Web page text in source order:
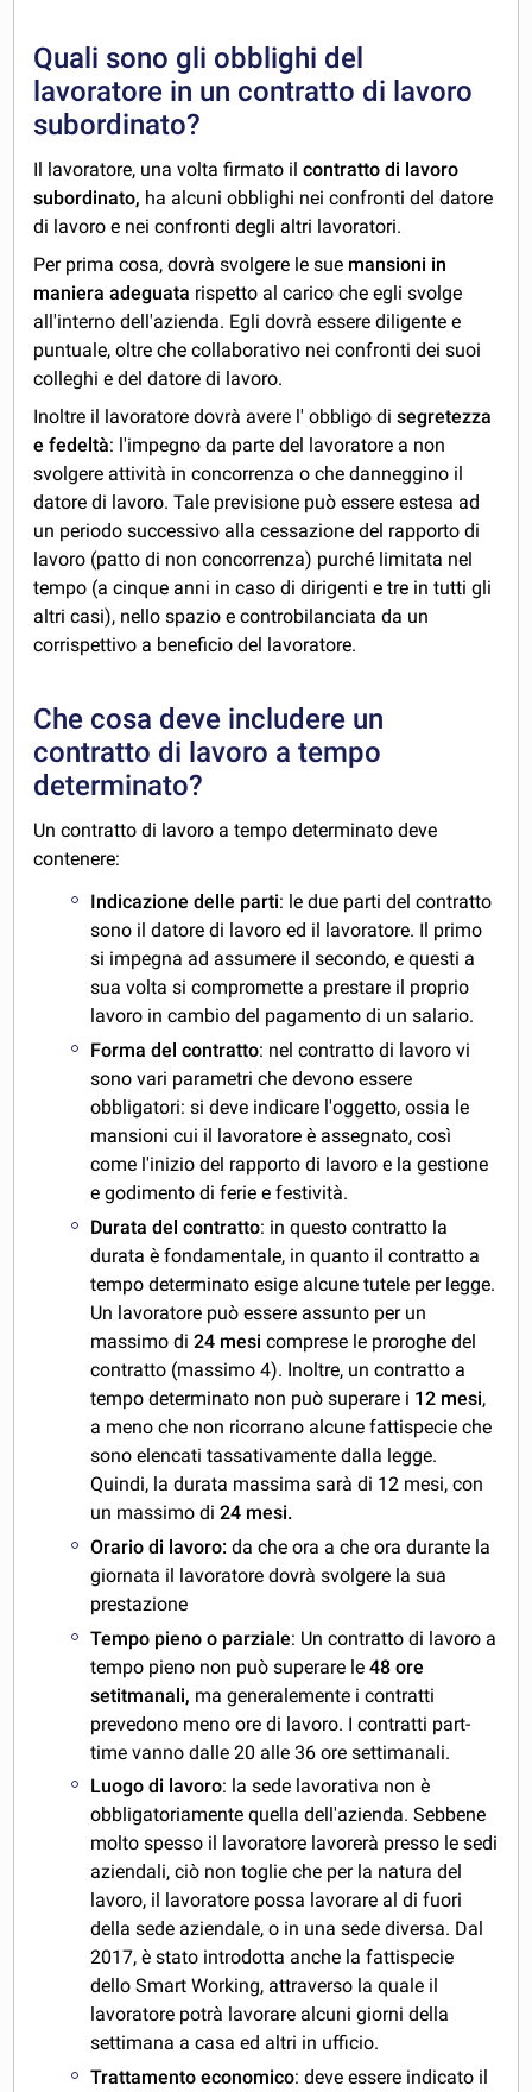
Quali sono gli obblighi del
lavoratore in un contratto di lavoro
subordinato?
Il lavoratore, una volta firmato ilcontratto di lavoro
subordinato, ha alcuni obblighi nei confronti del datore
di lavoro e nei confronti degli altri lavoratori.
Per prima cosa, dovrà svolgere le sue mansioni in
maniera adeguata rispetto al carico che egli svolge
all'interno dell'azienda. Egli dovrà essere diligente e
puntuale, oltre che collaborativo nei confronti dei suoi
colleghi e del datore di lavoro.
Inoltre il lavoratore dovrà avere l' obbligo disegretezza
e fedeltà: l'impegno da parte del lavoratore a non
svolgere attività in concorrenza o che danneggino il
datore di lavoro. Tale previsione può essere estesa ad
un periodo successivo alla cessazione del rapporto di
lavoro (patto di non concorrenza) purché limitata nel
tempo (a cinque anni in caso di dirigenti e tre in tutti gli
altri casi), nello spazio e controbilanciata da un
corrispettivo a beneficio del lavoratore.
Che cosa deve includere un
contratto di lavoro a tempo
determinato?
Un contratto di lavoro a tempo determinato deve
contenere:
Indicazione delle parti: le due parti del contratto
sono il datore di lavoro ed il lavoratore. Il primo
si impegna ad assumere il secondo, e questi a
sua volta si compromette a prestare il proprio
lavoro in cambio del pagamento di un salario.
Forma del contratto: nel contratto di lavoro vi
sono vari parametri che devono essere
obbligatori: si deve indicare l'oggetto, ossia le
mansioni cui il lavoratore è assegnato, così
come l'inizio del rapporto di lavoro e la gestione
e godimento di ferie e festività.
Durata del contratto: in questo contratto la
durata è fondamentale, in quanto il contratto a
tempo determinato esige alcune tutele per legge.
Un lavoratore può essere assunto per un
massimo di24 mesi comprese le proroghe del
contratto (massimo 4). Inoltre, un contratto a
tempo determinato non può superare i 12 mesi,
a meno che non ricorrano alcune fattispecie che
sono elencati tassativamente dalla legge.
Quindi, la durata massima sarà di 12 mesi, con
un massimo di 24 mesi.
Orario di lavoro: da che ora a che ora durante la
giornata il lavoratore dovrà svolgere la sua
prestazione
Tempo pieno o parziale: Un contratto di lavoro a
tempo pieno non può superare le48 ore
setitmanali, ma generalemente i contratti
prevedono meno ore di lavoro. I contratti part-
time vanno dalle 20 alle 36 ore settimanali.
Luogo di lavoro: la sede lavorativa non è
obbligatoriamente quella dell'azienda. Sebbene
molto spesso il lavoratore lavorerà presso le sedi
aziendali, ciò non toglie che per la natura del
lavoro, il lavoratore possa lavorare al di fuori
della sede aziendale, o in una sede diversa. Dal
2017, è stato introdotta anche la fattispecie
dello Smart Working, attraverso la quale il
lavoratore potrà lavorare alcuni giorni della
settimana a casa ed altri in ufficio.
Trattamento economico: deve essere indicato il